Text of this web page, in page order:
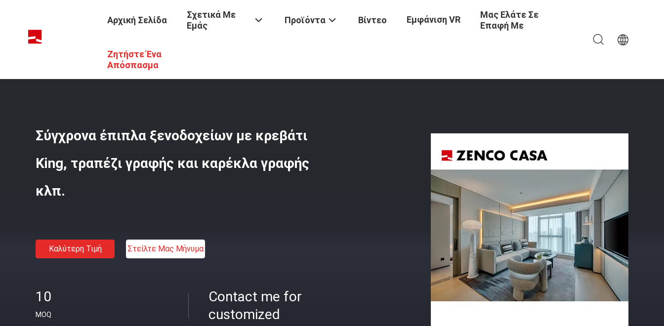
Αρχική Σελίδα
Σχετικά Με
Εμάς
Προϊόντα Βίντεο Εμφάνιση VR
Μας Ελάτε Σε
Επαφή Με
Ζητήστε Ένα
Απόσπασμα
Προϊόντα / Έπιπλα Ακολουθίας Ξενοδοχείων
Σύγχρονα έπιπλα ξενοδοχείων με κρεβάτι
King, τραπέζι γραφής και καρέκλα γραφής
κλπ.
Καλύτερη Τιμή Στείλτε Μας Μήνυμα
10
MOQ
Contact me for
customized